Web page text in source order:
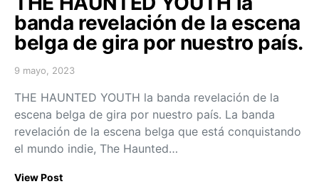
banda revelación de la escena
belga de gira por nuestro país.
Posted on
9 mayo, 2023
THE HAUNTED YOUTH la banda revelación de la
escena belga de gira por nuestro país. La banda
revelación de la escena belga que está conquistando
el mundo indie, The Haunted…
View Post